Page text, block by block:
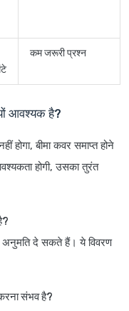
कम जरूरी प्रश्न
आवश्यक है?
होगा, बीमा कवर समाप्त होने
होगी, उसका तुरंत
अनुमति दे सकते हैं। ये विवरण
संभव है?